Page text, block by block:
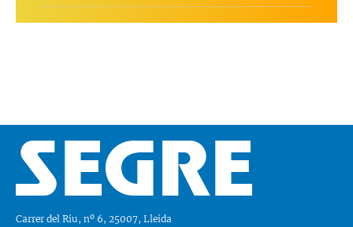
Carrer del Riu, nº 6, 25007, Lleida